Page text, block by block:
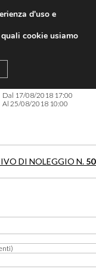
Dal 17/08/2018 17:00
Al 25/08/2018 10:00
DI NOLEGGIO N.
d'uso e
cookie usiamo